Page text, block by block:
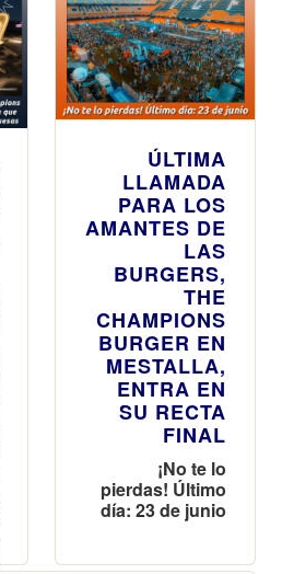
ÚLTIMA
LLAMADA
PARA LOS
AMANTES DE
LAS
BURGERS,
THE
CHAMPIONS
BURGER EN
MESTALLA,
ENTRA EN
SU RECTA
FINAL
¡No te lo
pierdas! Último
día: 23 de junio